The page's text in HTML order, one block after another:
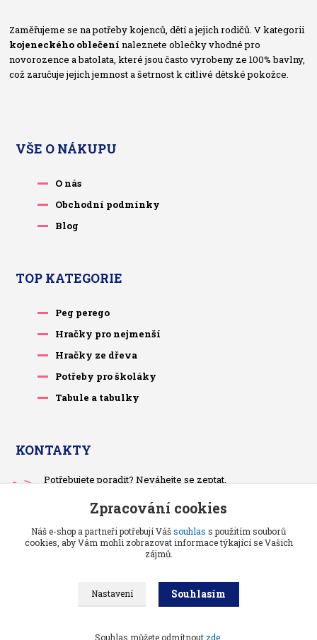
Zaměřujeme se na potřeby kojenců, dětí a jejich rodičů. V kategorii
kojeneckého oblečení naleznete oblečky vhodné pro
novorozence a batolata, které jsou často vyrobeny ze 100% bavlny,
což zaručuje jejich jemnost a šetrnost k citlivé dětské pokožce.
VŠE O NÁKUPU
O nás
Obchodní podmínky
Blog
TOP KATEGORIE
Peg perego
Hračky pro nejmenší
Hračky ze dřeva
Potřeby pro školáky
Tabule a tabulky
KONTAKTY
Potřebujete poradit? Neváhejte se zeptat.
Po-čt, po 13 hodině
pietrasova.p@seznam.cz
Vše pro děti a kojence // Grafika a kódování
Zpracování cookies
Náš e-shop a partneři potřebují Vášsouhlas s použitím souborů
cookies, aby Vám mohli zobrazovat informace týkající se Vašich
zájmů.
Nastavení Souhlasím
Souhlas můžete odmítnout zde